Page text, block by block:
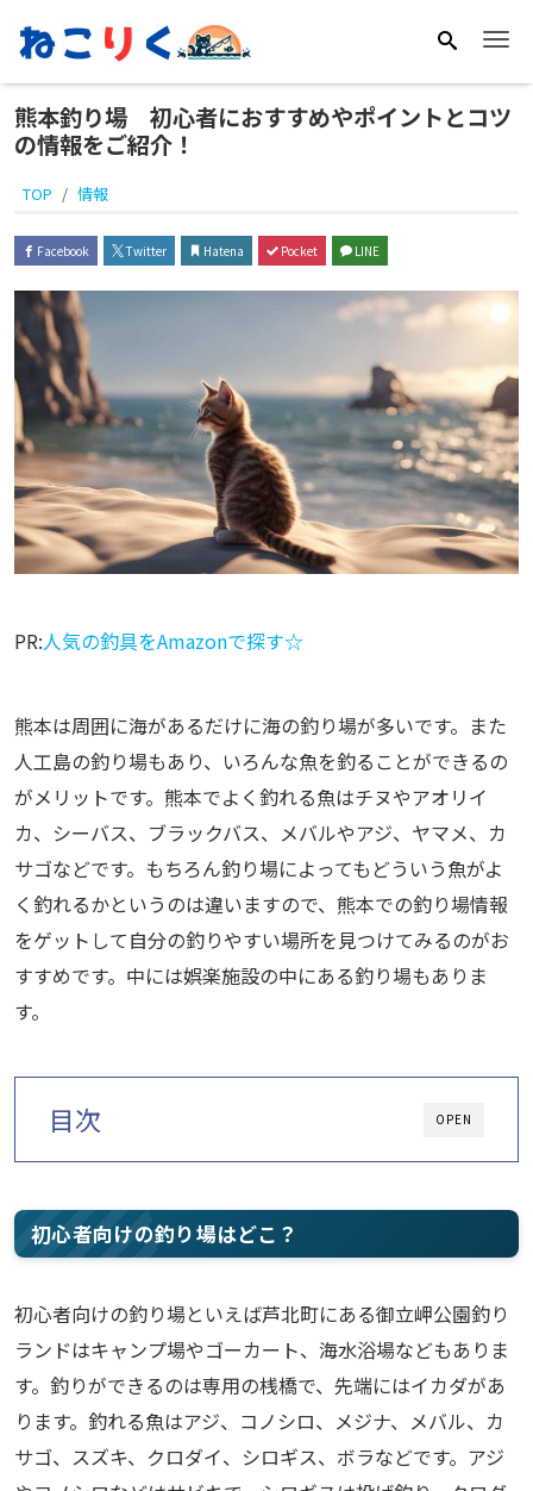
熊本釣り場 初心者におすすめやポイントとコツ
の情報をご紹介！
TOP 情報
Facebook Twitter Hatena Pocket LINE
PR:人気の釣具をAmazonで探す☆
熊本は周囲に海があるだけに海の釣り場が多いです。また
人工島の釣り場もあり、いろんな魚を釣ることができるの
がメリットです。熊本でよく釣れる魚はチヌやアオリイ
カ、シーバス、ブラックバス、メバルやアジ、ヤマメ、カ
サゴなどです。もちろん釣り場によってもどういう魚がよ
く釣れるかというのは違いますので、熊本での釣り場情報
をゲットして自分の釣りやすい場所を見つけてみるのがお
すすめです。中には娯楽施設の中にある釣り場もありま
す。
OPEN
目次
初心者向けの釣り場はどこ？
初心者向けの釣り場といえば芦北町にある御立岬公園釣り
ランドはキャンプ場やゴーカート、海水浴場などもありま
す。釣りができるのは専用の桟橋で、先端にはイカダがあ
ります。釣れる魚はアジ、コノシロ、メジナ、メバル、カ
サゴ、スズキ、クロダイ、シロギス、ボラなどです。アジ